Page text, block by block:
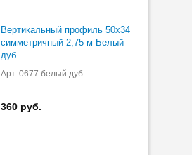
Вертикальный профиль 50х34
симметричный 2,75 м Белый
дуб
Арт. 0677 белый дуб
360 руб.